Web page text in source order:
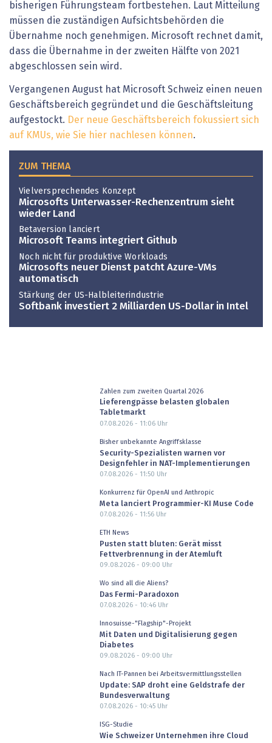
bisherigen Führungsteam fortbestehen. Laut Mitteilung
müssen die zuständigen Aufsichtsbehörden die
Übernahme noch genehmigen. Microsoft rechnet damit,
dass die Übernahme in der zweiten Hälfte von 2021
abgeschlossen sein wird.
Vergangenen August hat Microsoft Schweiz einen neuen
Geschäftsbereich gegründet und die Geschäftsleitung
aufgestockt. Der neue Geschäftsbereich fokussiert sich
auf KMUs, wie Sie hier nachlesen können.
ZUM THEMA
Vielversprechendes Konzept
Microsofts Unterwasser-Rechenzentrum sieht
wieder Land
Betaversion lanciert
Microsoft Teams integriert Github
Noch nicht für produktive Workloads
Microsofts neuer Dienst patcht Azure-VMs
automatisch
Stärkung der US-Halbleiterindustrie
Softbank investiert 2 Milliarden US-Dollar in Intel
Zahlen zum zweiten Quartal 2026
Lieferengpässe belasten globalen
Tabletmarkt
07.08.2026 - 11:06Uhr
Bisher unbekannte Angriffsklasse
Security-Spezialisten warnen vor
Designfehler in NAT-Implementierungen
07.08.2026 - 11:50 Uhr
Konkurrenz für OpenAI und Anthropic
Meta lanciert Programmier-KI Muse Code
07.08.2026 - 11:56Uhr
ETH News
Pusten statt bluten: Gerät misst
Fettverbrennung in der Atemluft
09.08.2026 - 09:00 Uhr
Wo sind all die Aliens?
Das Fermi-Paradoxon
07.08.2026 - 10:46Uhr
Innosuisse-"Flagship"-Projekt
Mit Daten und Digitalisierung gegen
Diabetes
09.08.2026 - 09:00 Uhr
Nach IT-Pannen bei Arbeitsvermittlungsstellen
Update: SAP droht eine Geldstrafe der
Bundesverwaltung
07.08.2026 - 10:45Uhr
ISG-Studie
Wie Schweizer Unternehmen ihre Cloud